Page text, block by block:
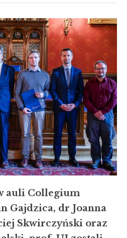
auli Collegium
Gajdzica, dr Joanna
Skwirczyński oraz